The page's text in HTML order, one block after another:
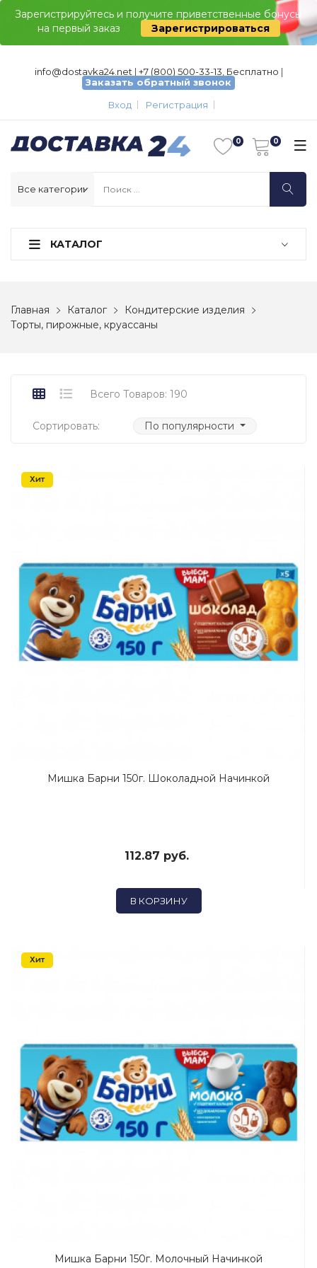
Зарегистрируйтесь и получите приветственные бонусы
на первый заказ
Зарегистрироваться
info@dostavka24.net | +7 (800) 500-33-13, Бесплатно |
Заказать обратный звонок
Вход
Регистрация
КАТАЛОГ
Главная Каталог
Кондитерские изделия
Торты, пирожные, круассаны
Всего Товаров: 190
Сортировать: По популярности
Хит
Мишка Барни 150г. Шоколадной Начинкой
112.87 руб.
В КОРЗИНУ
Хит
Мишка Барни 150г. Молочный Начинкой